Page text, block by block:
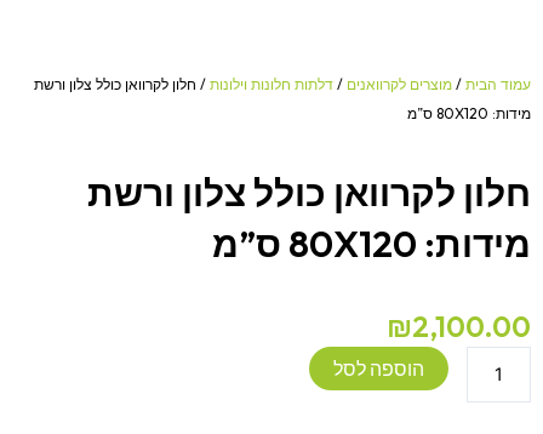
עמוד הבית / מוצרים לקרוואנים / דלתות חלונות וילונות / חלון לקרוואן כולל צלון ורשת
מידות: 80X120 ס”מ
חלון לקרוואן כולל צלון ורשת
מידות: 80X120 ס”מ
₪2,100.00
הוספה לסל